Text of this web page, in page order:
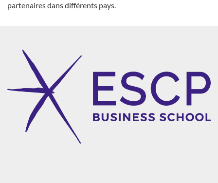
partenaires dans différents pays.